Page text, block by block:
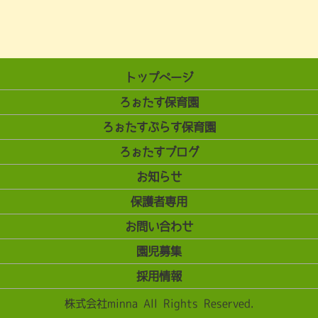
トップページ
ろぉたす保育園
ろぉたすぷらす保育園
ろぉたすブログ
お知らせ
保護者専用
お問い合わせ
園児募集
採用情報
株式会社minna All Rights Reserved.